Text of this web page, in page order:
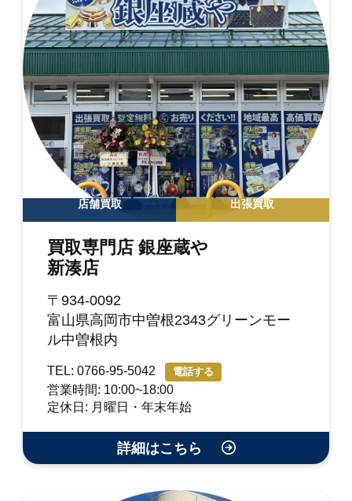
店舗買取 出張買取
買取専門店 銀座蔵や
新湊店
〒934-0092
富山県高岡市中曽根2343グリーンモー
ル中曽根内
TEL: 0766-95-5042 電話する
営業時間: 10:00~18:00
定休日: 月曜日・年末年始
詳細はこちら